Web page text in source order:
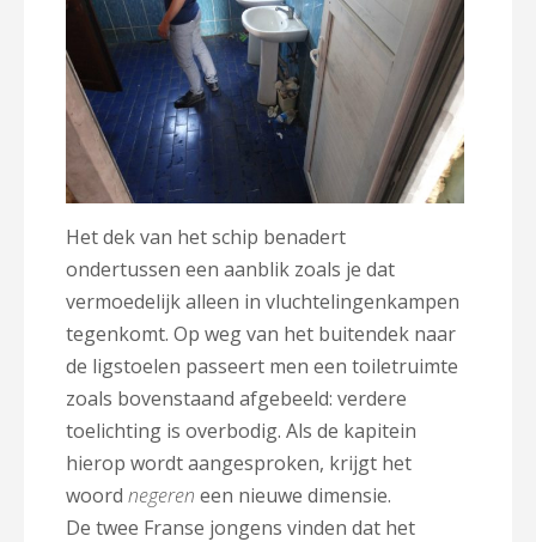
Het dek van het schip benadert
ondertussen een aanblik zoals je dat
vermoedelijk alleen in vluchtelingenkampen
tegenkomt. Op weg van het buitendek naar
de ligstoelen passeert men een toiletruimte
zoals bovenstaand afgebeeld: verdere
toelichting is overbodig. Als de kapitein
hierop wordt aangesproken, krijgt het
woord negeren een nieuwe dimensie.
De twee Franse jongens vinden dat het